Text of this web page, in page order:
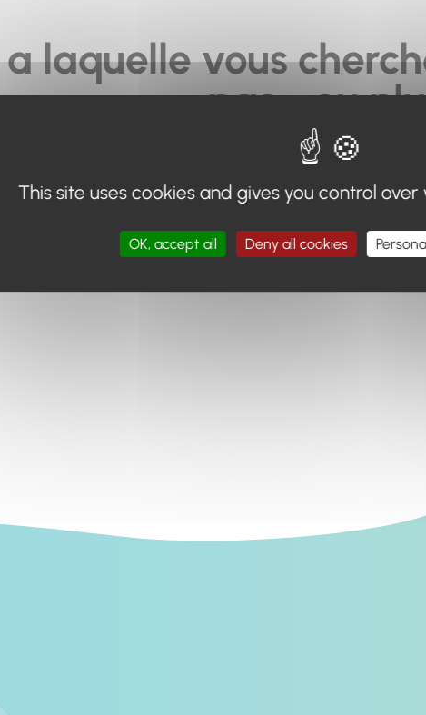
laquelle vous
pas... ou
à utiliser le moteur de recherche en haut de page, ou à
Retour à l'accueil
This site uses cookies and gives you control
OK, accept all Deny all cookies